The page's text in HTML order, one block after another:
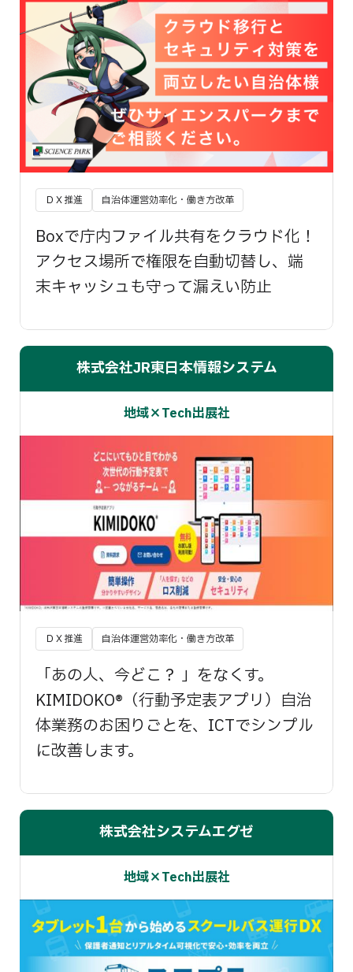
ＤＸ推進 自治体運営効率化・働き方改革
Boxで庁内ファイル共有をクラウド化！
アクセス場所で権限を自動切替し、端
末キャッシュも守って漏えい防止
株式会社JR東日本情報システム
地域×Tech出展社
ＤＸ推進 自治体運営効率化・働き方改革
「あの人、今どこ？ 」をなくす。
KIMIDOKO®（行動予定表アプリ）自治
体業務のお困りごとを、ICTでシンプル
に改善します。
株式会社システムエグゼ
地域×Tech出展社